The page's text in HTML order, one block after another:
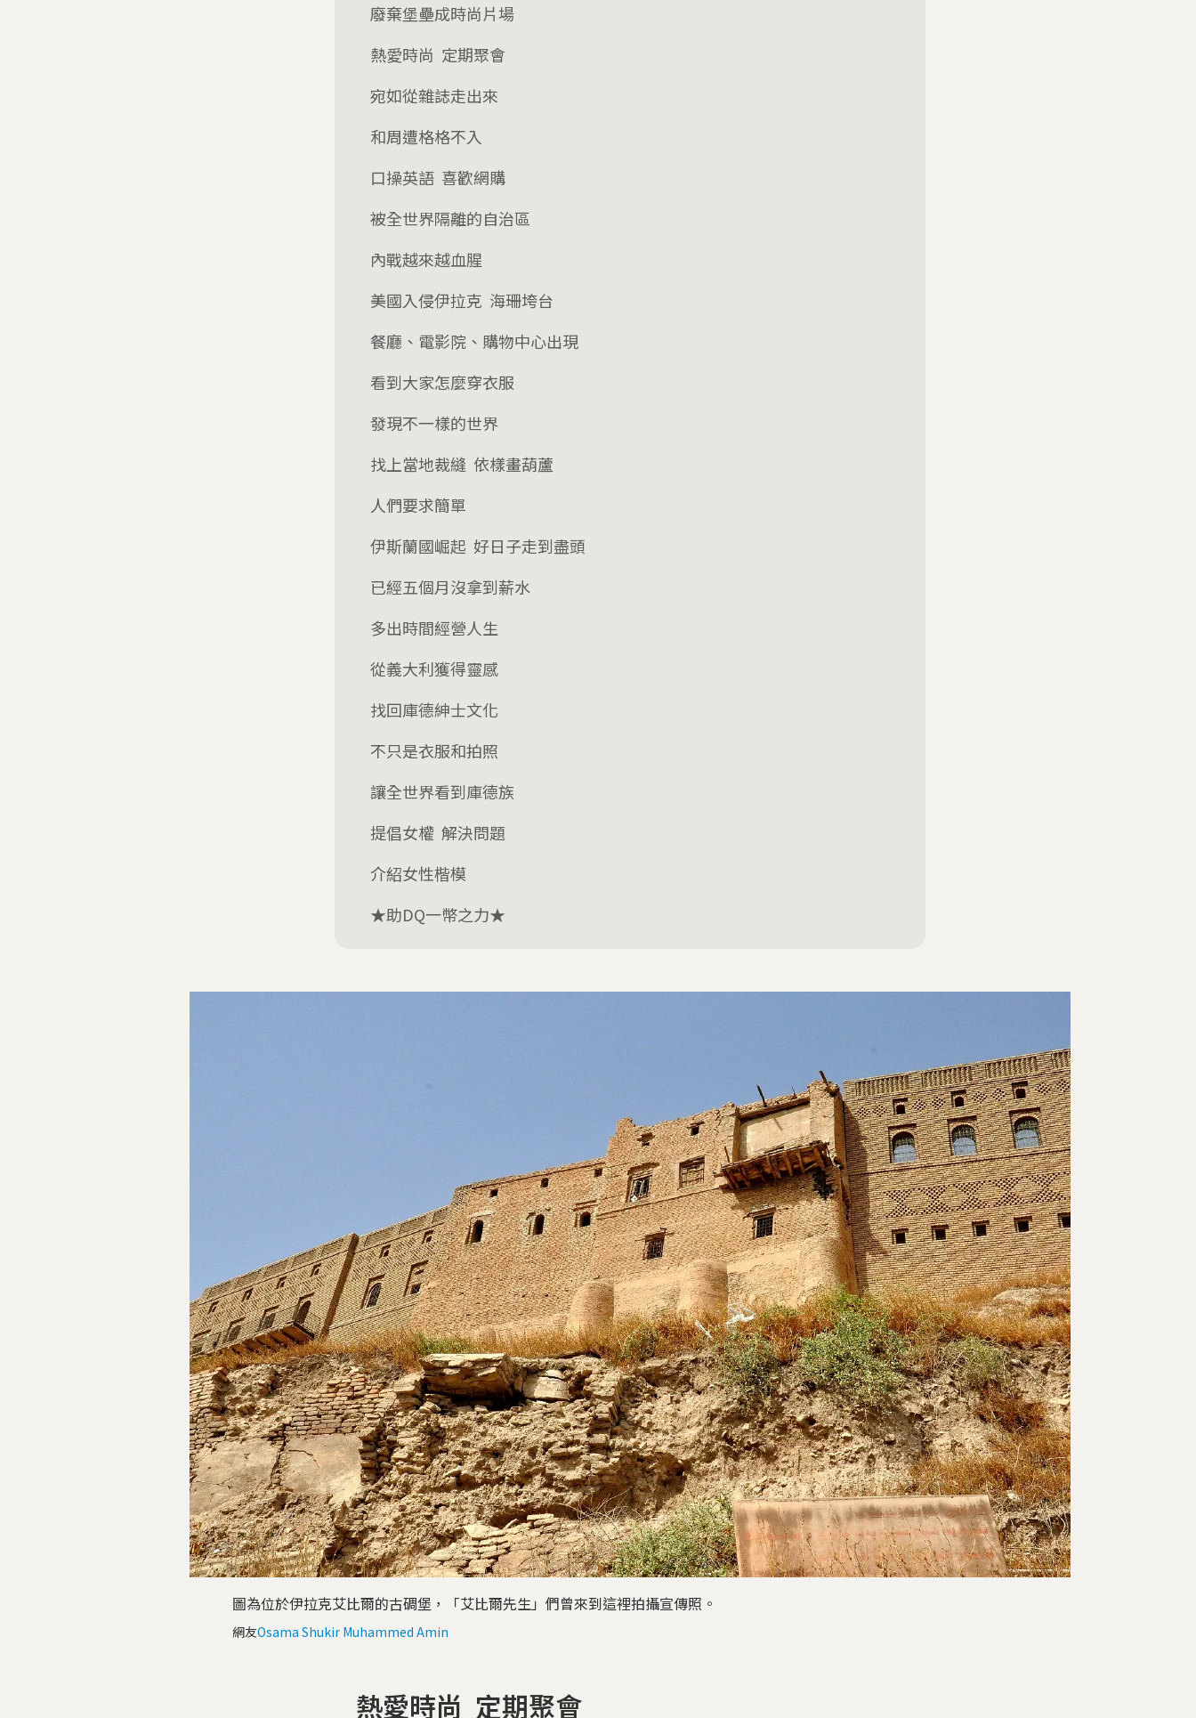
廢棄堡壘成時尚片場
熱愛時尚 定期聚會
宛如從雜誌走出來
和周遭格格不入
口操英語 喜歡網購
被全世界隔離的自治區
內戰越來越血腥
美國入侵伊拉克 海珊垮台
餐廳、電影院、購物中心出現
看到大家怎麼穿衣服
發現不一樣的世界
找上當地裁縫 依樣畫葫蘆
人們要求簡單
伊斯蘭國崛起 好日子走到盡頭
已經五個月沒拿到薪水
多出時間經營人生
從義大利獲得靈感
找回庫德紳士文化
不只是衣服和拍照
讓全世界看到庫德族
提倡女權 解決問題
介紹女性楷模
★助DQ一幣之力★
圖為位於伊拉克艾比爾的古碉堡，「艾比爾先生」們曾來到這裡拍攝宣傳照。
網友Osama Shukir Muhammed Amin
熱愛時尚 定期聚會